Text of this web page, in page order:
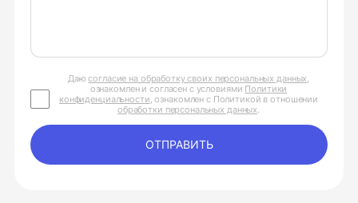
Даюсогласие на обработку своих персональных данных,
ознакомлен и согласен с условиями Политики
конфиденциальности, ознакомлен с Политикой в отношении
обработки персональных данных.
ОТПРАВИТЬ